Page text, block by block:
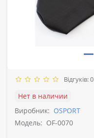
Відгуків: 0
Нет в наличии
Виробник: OSPORT
Модель: OF-0070